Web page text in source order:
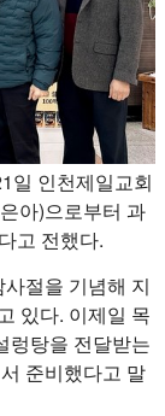
일 인천제일교회
아)으로부터 과
고 전했다.
절을 기념해 지
있다. 이제일 목
렁탕을 전달받는
준비했다고 말